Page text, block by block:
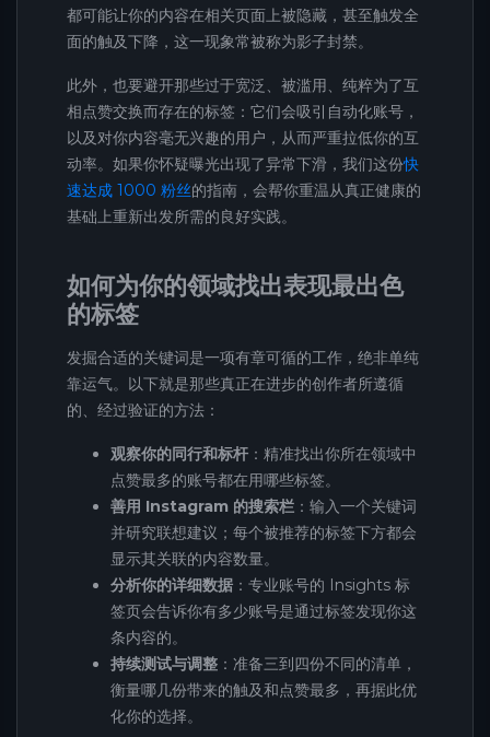
都可能让你的内容在相关页面上被隐藏，甚至触发全
面的触及下降，这一现象常被称为影子封禁。
此外，也要避开那些过于宽泛、被滥用、纯粹为了互
相点赞交换而存在的标签：它们会吸引自动化账号，
以及对你内容毫无兴趣的用户，从而严重拉低你的互
动率。如果你怀疑曝光出现了异常下滑，我们这份快
速达成 1000 粉丝的指南，会帮你重温从真正健康的
基础上重新出发所需的良好实践。
如何为你的领域找出表现最出色
的标签
发掘合适的关键词是一项有章可循的工作，绝非单纯
靠运气。以下就是那些真正在进步的创作者所遵循
的、经过验证的方法：
观察你的同行和标杆 ：精准找出你所在领域中
点赞最多的账号都在用哪些标签。
善用 Instagram 的搜索栏 ：输入一个关键词
并研究联想建议；每个被推荐的标签下方都会
显示其关联的内容数量。
分析你的详细数据 ：专业账号的 Insights 标
签页会告诉你有多少账号是通过标签发现你这
条内容的。
持续测试与调整 ：准备三到四份不同的清单，
衡量哪几份带来的触及和点赞最多，再据此优
化你的选择。